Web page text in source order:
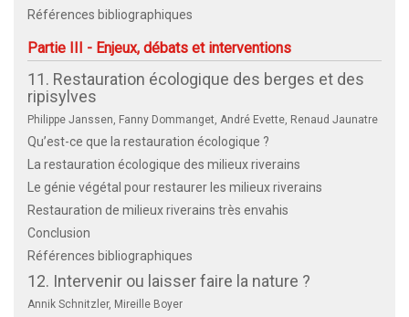
Références bibliographiques
Partie III - Enjeux, débats et interventions
11. Restauration écologique des berges et des
ripisylves
Philippe Janssen, Fanny Dommanget, André Evette, Renaud Jaunatre
Qu’est-ce que la restauration écologique ?
La restauration écologique des milieux riverains
Le génie végétal pour restaurer les milieux riverains
Restauration de milieux riverains très envahis
Conclusion
Références bibliographiques
12. Intervenir ou laisser faire la nature ?
Annik Schnitzler, Mireille Boyer